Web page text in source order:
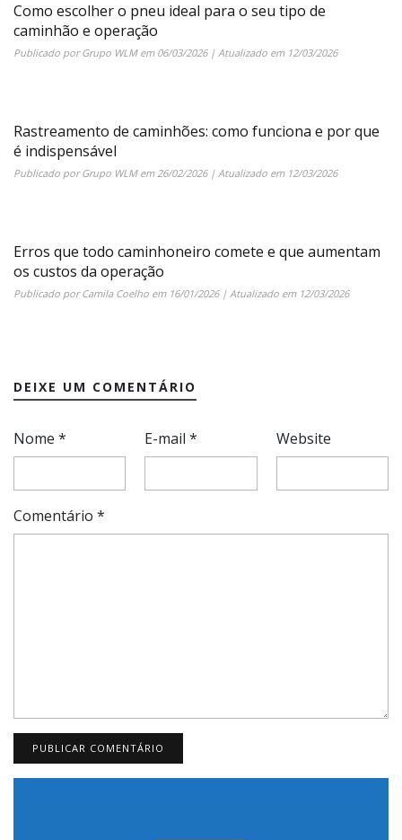
Como escolher o pneu ideal para o seu tipo de
caminhão e operação
Publicado porGrupo WLMem 06/03/2026| Atualizado em 12/03/2026
Rastreamento de caminhões: como funciona e por que
é indispensável
Publicado porGrupo WLMem26/02/2026| Atualizado em 12/03/2026
Erros que todo caminhoneiro comete e que aumentam
os custos da operação
Publicado porCamila Coelho em 16/01/2026| Atualizado em 12/03/2026
DEIXE UM COMENTÁRIO
Nome * E-mail* Website
Comentário *